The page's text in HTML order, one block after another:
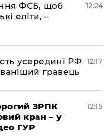
ФСБ, щоб
еліти, –
12:24
усередині РФ
гравець
12:17
ЗРПК
кран – у
ГУР
12:15